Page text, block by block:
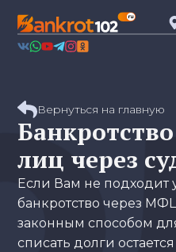
Вернуться на главную
лиц через
Если Вам не подходит
банкротство через
законным способом
списать долги